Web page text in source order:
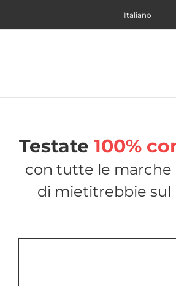
Italiano
Testate 100%
con tutte le marche
di mietitrebbie sul